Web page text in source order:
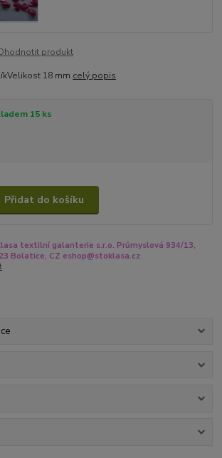
produkt
18 mm celý popis
15 ks
Přidat do košíku
textilní galanterie s.r.o. Průmyslová 934/13,
Bolatice, CZ eshop@stoklasa.cz